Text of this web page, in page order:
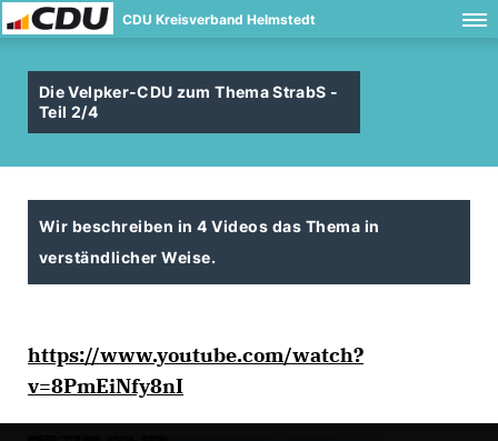
CDU Kreisverband Helmstedt
Die Velpker-CDU zum Thema StrabS -
Teil 2/4
Wir beschreiben in 4 Videos das Thema in
verständlicher Weise.
https://www.youtube.com/watch?
v=8PmEiNfy8nI